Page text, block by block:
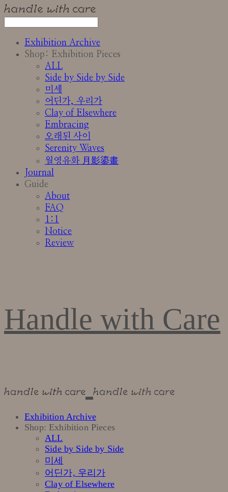
Exhibition Archive
Shop: Exhibition Pieces
ALL
Side by Side by Side
미세
어딘가, 우리가
Clay of Elsewhere
Embracing
오래된 사이
Serenity Waves
월영유화 月影鎏畫
Journal
Guide
About
FAQ
1:1
Notice
Review
Handle with Care
Exhibition Archive
Shop: Exhibition Pieces
ALL
Side by Side by Side
미세
어딘가, 우리가
Clay of Elsewhere